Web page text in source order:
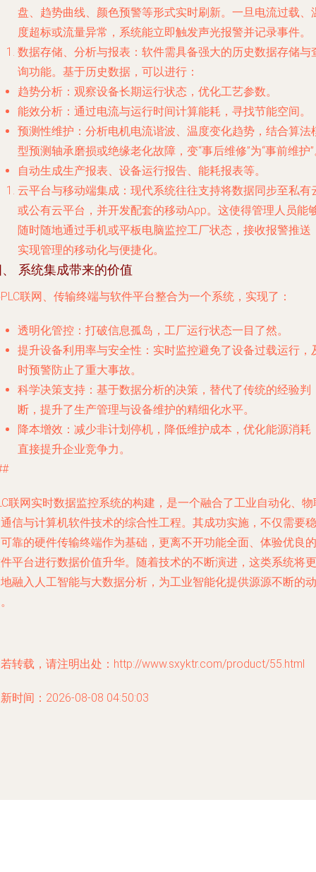
盘、趋势曲线、颜色预警等形式实时刷新。一旦电流过载、
度超标或流量异常，系统能立即触发声光报警并记录事件。
数据存储、分析与报表 ：软件需具备强大的历史数据存储与
询功能。基于历史数据，可以进行：
趋势分析 ：观察设备长期运行状态，优化工艺参数。
能效分析 ：通过电流与运行时间计算能耗，寻找节能空间。
预测性维护 ：分析电机电流谐波、温度变化趋势，结合算法
型预测轴承磨损或绝缘老化故障，变“事后维修”为“事前维护
自动生成生产报表、设备运行报告、能耗报表等。
云平台与移动端集成 ：现代系统往往支持将数据同步至私有
或公有云平台，并开发配套的移动App。这使得管理人员能
随时随地通过手机或平板电脑监控工厂状态，接收报警推送
实现管理的移动化与便捷化。
系统集成带来的价值
联网、传输终端与软件平台整合为一个系统，实现了：
透明化管控 ：打破信息孤岛，工厂运行状态一目了然。
提升设备利用率与安全性 ：实时监控避免了设备过载运行，
时预警防止了重大事故。
科学决策支持 ：基于数据分析的决策，替代了传统的经验判
断，提升了生产管理与设备维护的精细化水平。
降本增效 ：减少非计划停机，降低维护成本，优化能源消耗
直接提升企业竞争力。
联网实时数据监控系统的构建，是一个融合了工业自动化、物
信与计算机软件技术的综合性工程。其成功实施，不仅需要稳
靠的硬件传输终端作为基础，更离不开功能全面、体验优良的
平台进行数据价值升华。随着技术的不断演进，这类系统将更
融入人工智能与大数据分析，为工业智能化提供源源不断的动
转载，请注明出处：http://www.sxyktr.com/product/55.html
时间：2026-08-08 04:50:03